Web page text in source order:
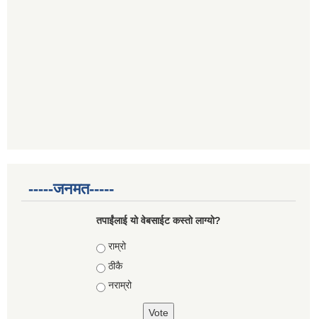
-----जनमत-----
तपाईंलाई यो वेबसाईट कस्तो लाग्यो?
Choices
राम्रो
ठीकै
नराम्रो